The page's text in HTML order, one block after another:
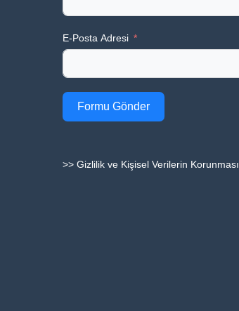
E-Posta Adresi
Formu Gönder
>> Gizlilik ve Kişisel Verilerin Korunması